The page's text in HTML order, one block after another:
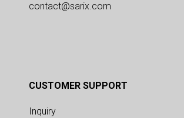
contact@sarix.com
CUSTOMER SUPPORT
Inquiry